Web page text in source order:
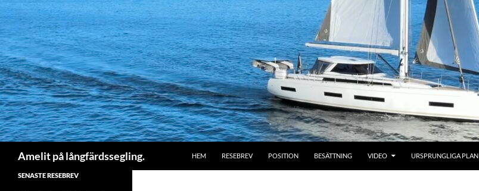
Amelit på långfärdssegling.
HEM
RESEBREV POSITION BESÄTTNING VIDEO URSPRUNGLIGA PLAN
SENASTE RESEBREV